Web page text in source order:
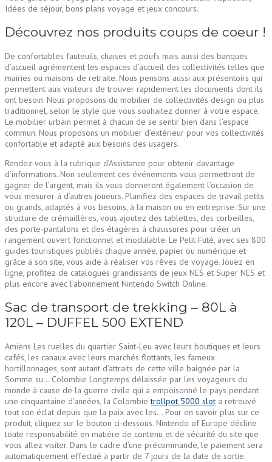
Idées de séjour, bons plans voyage et jeux concours.
Découvrez nos produits coups de coeur !
De confortables fauteuils, chaises et poufs mais aussi des banques
d’accueil agrémentent les espaces d’accueil des collectivités telles que
mairies ou maisons de retraite. Nous pensons aussi aux présentoirs qui
permettent aux visiteurs de trouver rapidement les documents dont ils
ont besoin. Nous proposons du mobilier de collectivités design ou plus
traditionnel, selon le style que vous souhaitez donner à votre espace.
Le mobilier urbain permet à chacun de se sentir bien dans l’espace
commun. Nous proposons un mobilier d’extérieur pour vos collectivités
confortable et adapté aux besoins des usagers.
Rendez-vous à la rubrique d’Assistance pour obtenir davantage
d’informations. Non seulement ces événements vous permettront de
gagner de l’argent, mais ils vous donneront également l’occasion de
vous mesurer à d’autres joueurs. Planifiez des espaces de travail petits
ou grands, adaptés à vos besoins, à la maison ou en entreprise. Sur une
structure de crémaillères, vous ajoutez des tablettes, des corbeilles,
des porte-pantalons et des étagères à chaussures pour créer un
rangement ouvert fonctionnel et modulable. Le Petit Futé, avec ses 800
guides touristiques publiés chaque année, papier ou numérique et
grâce à son site, vous aide à réaliser vos rêves de voyage. Jouez en
ligne, profitez de catalogues grandissants de jeux NES et Super NES et
plus encore avec l’abonnement Nintendo Switch Online.
Sac de transport de trekking – 80L à
120L – DUFFEL 500 EXTEND
Amiens Les ruelles du quartier Saint-Leu avec leurs boutiques et leurs
cafés, les canaux avec leurs marchés flottants, les fameux
hortillonnages, sont autant d’attraits de cette ville baignée par la
Somme su… Colombie Longtemps délaissée par les voyageurs du
monde à cause de la guerre civile qui a empoisonné le pays pendant
une cinquantaine d’années, la Colombietrollpot 5000 slot a retrouvé
tout son éclat depuis que la paix avec les… Pour en savoir plus sur ce
produit, cliquez sur le bouton ci-dessous. Nintendo of Europe décline
toute responsabilité en matière de contenu et de sécurité du site que
vous allez visiter. Dans le cadre d’une précommande, le paiement sera
automatiquement effectué à partir de 7 jours de la date de sortie.